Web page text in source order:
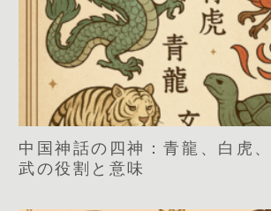
中国神話の四神：青龍、白虎
武の役割と意味